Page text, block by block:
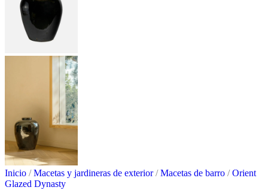
Inicio / Macetas y jardineras de exterior/ Macetas de barro / Orient
Glazed Dynasty